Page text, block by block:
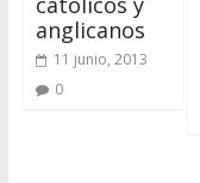
anglicanos
11 junio, 2013
0